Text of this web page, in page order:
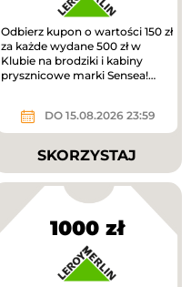
Odbierz kupon o wartości 150 zł
za każde wydane 500 zł w
Klubie na brodziki i kabiny
prysznicowe marki Sensea!
DO 15.08.2026 23:59
SKORZYSTAJ
1000 zł